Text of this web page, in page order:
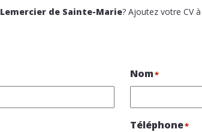
Lemercier de Sainte-Marie? Ajoutez votre CV
Nom*
Téléphone*